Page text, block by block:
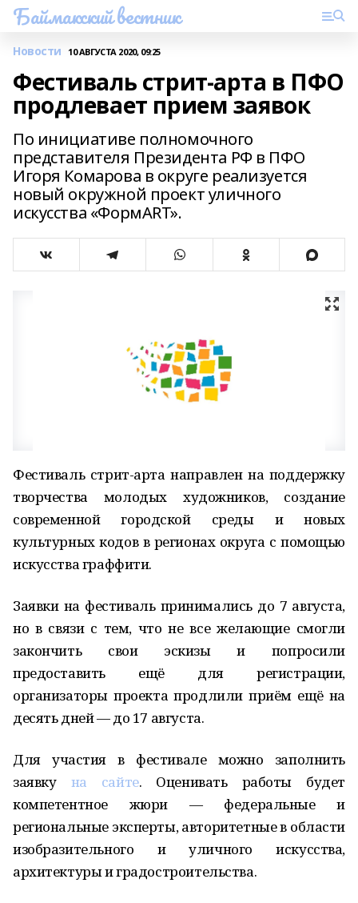
Баймакский вестник
Новости 10 АВГУСТА 2020, 09:25
Фестиваль стрит-арта в ПФО
продлевает прием заявок
По инициативе полномочного
представителя Президента РФ в ПФО
Игоря Комарова в округе реализуется
новый окружной проект уличного
искусства «ФормАRТ».
Фестиваль стрит-арта направлен на поддержку
творчества молодых художников, создание
современной городской среды и новых
культурных кодов в регионах округа с помощью
искусства граффити.
Заявки на фестиваль принимались до 7 августа,
но в связи с тем, что не все желающие смогли
закончить свои эскизы и попросили
предоставить ещё для регистрации,
организаторы проекта продлили приём ещё на
десять дней — до 17 августа.
Для участия в фестивале можно заполнить
заявку на сайте. Оценивать работы будет
компетентное жюри — федеральные и
региональные эксперты, авторитетные в области
изобразительного и уличного искусства,
архитектуры и градостроительства.